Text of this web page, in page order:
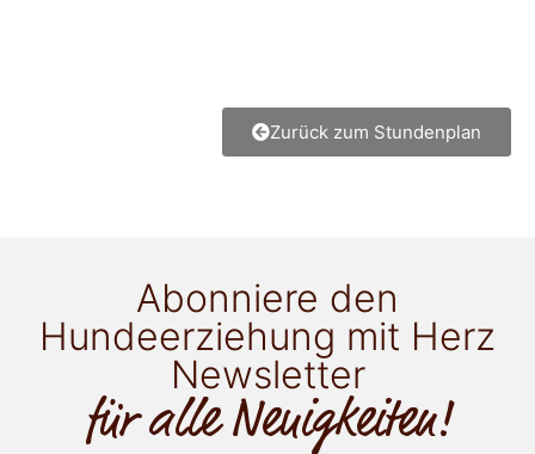
Zurück zum Stundenplan
Abonniere den
Hundeerziehung mit Herz
Newsletter
für alle Neuigkeiten!